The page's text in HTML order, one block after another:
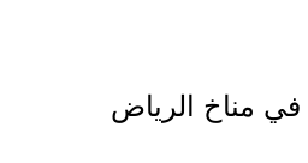
في مناخ الرياض